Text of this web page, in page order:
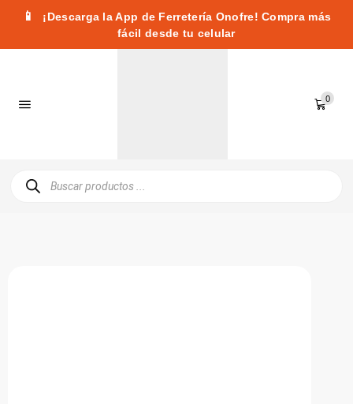
📱
¡Descarga la App de Ferretería Onofre! Compra más
fácil desde tu celular
0